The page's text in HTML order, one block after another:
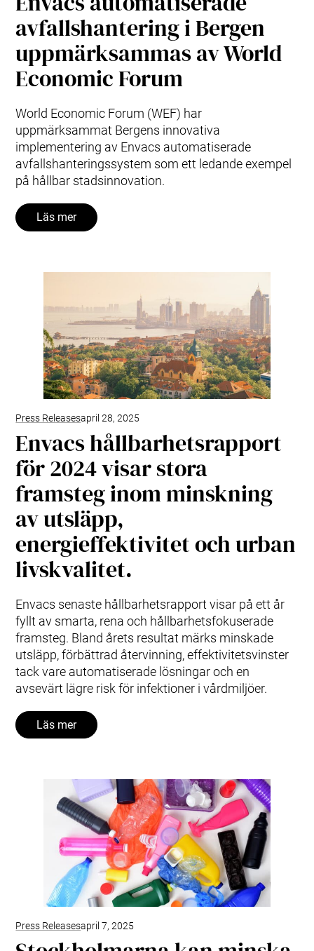
avfallshantering i Bergen
uppmärksammas av World
Economic Forum
World Economic Forum (WEF) har
uppmärksammat Bergens innovativa
implementering av Envacs automatiserade
avfallshanteringssystem som ett ledande exempel
på hållbar stadsinnovation.
Läs mer
Press Releasesapril 28, 2025
Envacs hållbarhetsrapport
för 2024 visar stora
framsteg inom minskning
av utsläpp,
energieffektivitet och urban
livskvalitet.
Envacs senaste hållbarhetsrapport visar på ett år
fyllt av smarta, rena och hållbarhetsfokuserade
framsteg. Bland årets resultat märks minskade
utsläpp, förbättrad återvinning, effektivitetsvinster
tack vare automatiserade lösningar och en
avsevärt lägre risk för infektioner i vårdmiljöer.
Läs mer
Press Releasesapril 7, 2025